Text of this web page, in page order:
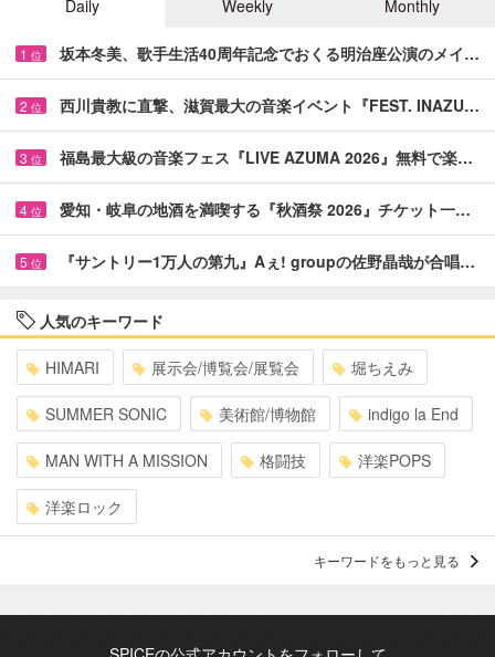
Daily
Weekly Monthly
1 位 坂本冬美、歌手生活40周年記念でおくる明治座公演のメイ…
2 位 西川貴教に直撃、滋賀最大の音楽イベント『FEST. INAZU…
3 位 福島最大級の音楽フェス『LIVE AZUMA 2026』無料で楽…
4 位 愛知・岐阜の地酒を満喫する『秋酒祭 2026』チケット一…
5 位 『サントリー1万人の第九』Aぇ! groupの佐野晶哉が合唱…
人気のキーワード
HIMARI 展示会/博覧会/展覧会 堀ちえみ
SUMMER SONIC 美術館/博物館 indigo la End
MAN WITH A MISSION 格闘技 洋楽POPS
洋楽ロック
キーワードをもっと見る